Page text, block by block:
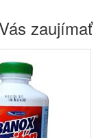
zaujímať